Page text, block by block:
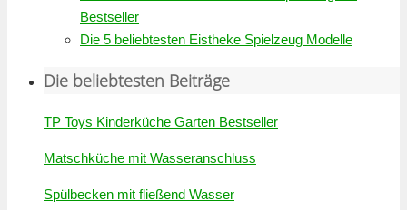
Bestseller
Die 5 beliebtesten Eistheke Spielzeug Modelle
Die beliebtesten Beiträge
TP Toys Kinderküche Garten Bestseller
Matschküche mit Wasseranschluss
Spülbecken mit fließend Wasser